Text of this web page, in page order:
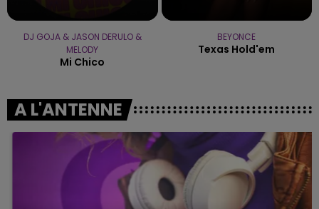
DJ GOJA & JASON DERULO &
MELODY
Mi Chico
BEYONCE
Texas Hold'em
A L'ANTENNE